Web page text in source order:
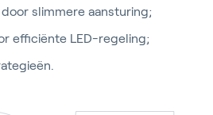
slimmere aansturing;
efficiënte LED-regeling;